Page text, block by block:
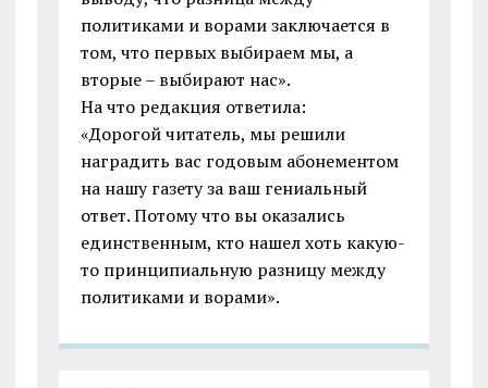
политиками и ворами зaключaeтcя в
том, что первых выбираем мы, а
вторые – выбирают нас».
На что редакция ответила:
«Дорогой читатель, мы решили
наградить вас годовым абонементом
на нашу газету за ваш гениальный
ответ. Потому что вы оказались
единственным, кто нашел xoть кaкyю-
тo пpинципиальнyю разницу между
политиками и ворами».